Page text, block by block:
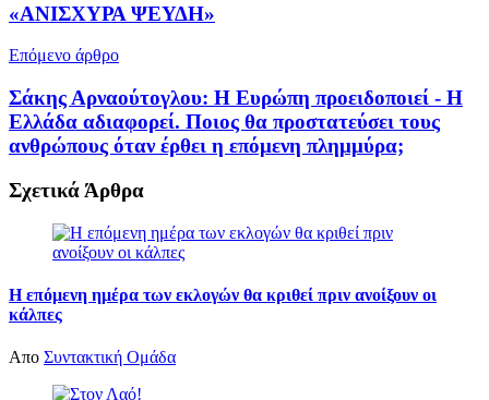
«ΑΝΙΣΧΥΡΑ ΨΕΥΔΗ»
Επόμενο άρθρο
Σάκης Αρναούτογλου: Η Ευρώπη προειδοποιεί - Η
Ελλάδα αδιαφορεί. Ποιος θα προστατεύσει τους
ανθρώπους όταν έρθει η επόμενη πλημμύρα;
Σχετικά Άρθρα
Η επόμενη ημέρα των εκλογών θα κριθεί πριν ανοίξουν οι
κάλπες
Απο Συντακτική Ομάδα